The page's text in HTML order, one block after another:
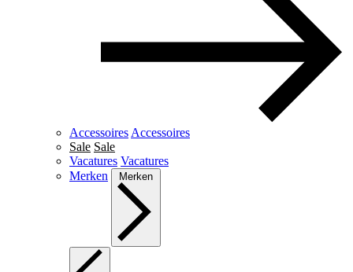
Accessoires Accessoires
Sale Sale
Vacatures Vacatures
Merken
Merken